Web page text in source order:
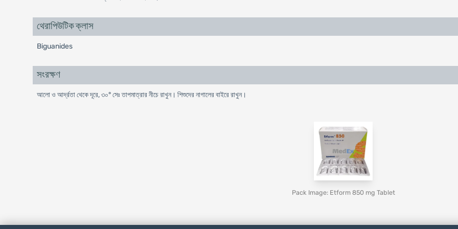
থেরাপিউটিক ক্লাস
Biguanides
সংরক্ষণ
আলো ও আর্দ্রতা থেকে দূরে, ৩০° সেঃ তাপমাত্রার নীচে রাখুন। শিশুদের নাগালের বাইরে রাখুন।
Pack Image: Etform 850 mg Tablet